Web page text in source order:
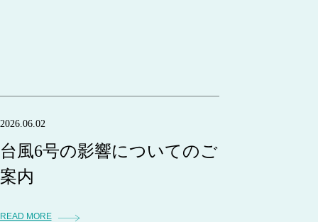
2026.06.02
台風6号の影響についてのご
案内
READ MORE